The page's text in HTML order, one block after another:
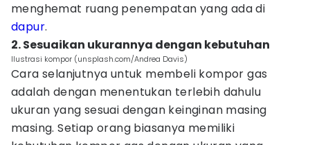
menghemat ruang penempatan yang ada di
dapur.
2. Sesuaikan ukurannya dengan kebutuhan
Ilustrasi kompor (unsplash.com/Andrea Davis)
Cara selanjutnya untuk membeli kompor gas
adalah dengan menentukan terlebih dahulu
ukuran yang sesuai dengan keinginan masing
masing. Setiap orang biasanya memiliki